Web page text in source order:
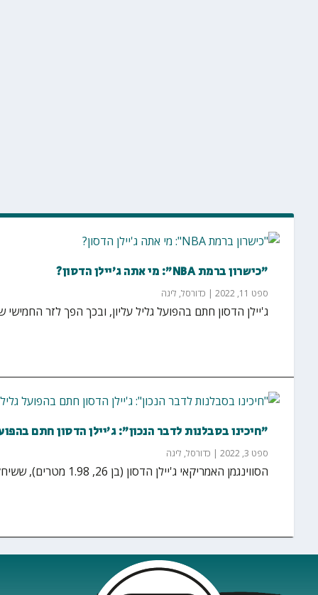
"כישרון ברמת NBA": מי אתה ג'יילן הדסון?
ספט 11, 2022 | כדורסל, ליגה
ג'יילן הדסון חתם בהפועל גליל עליון, ובכך הפך לזר החמישי של הקבוצה
"חיכינו בסבלנות לדבר הנכון": ג'יילן הדסון חתם
ספט 3, 2022 | כדורסל, ליגה
הסווינגמן האמריקאי ג'יילן הדסון (בן 26, 1.98 מטרים), ששיחק בעונה שעברה בלאריסה היוונית, חתם הערב...